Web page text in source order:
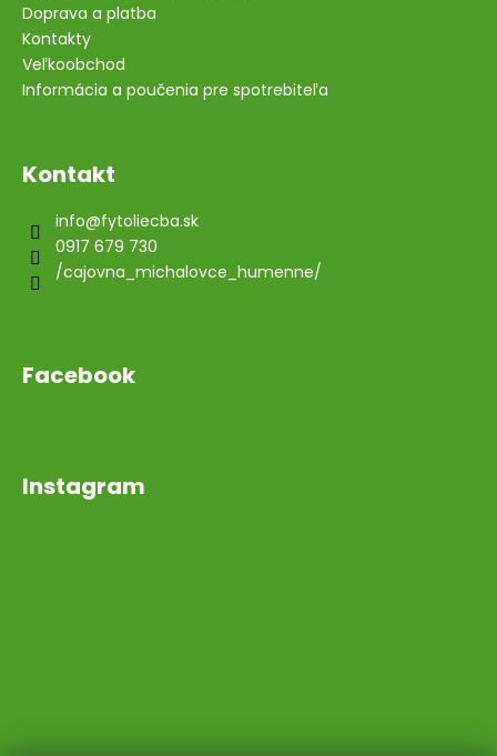
Doprava a platba
Kontakty
Veľkoobchod
Informácia a poučenia pre spotrebiteľa
Kontakt
info@fytoliecba.sk
0917 679 730
/cajovna_michalovce_humenne/
Facebook
Instagram